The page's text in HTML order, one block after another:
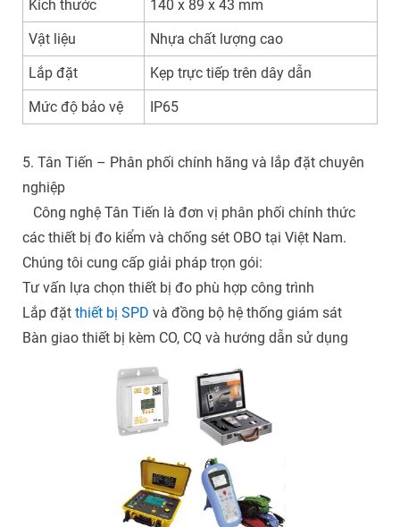
Kích thước
140 x 89 x 43 mm
Vật liệu
Nhựa chất lượng cao
Lắp đặt
Kẹp trực tiếp trên dây dẫn
Mức độ bảo vệ
IP65
5. Tân Tiến – Phân phối chính hãng và lắp đặt chuyên
nghiệp
Công nghệ Tân Tiến là đơn vị phân phối chính thức
các thiết bị đo kiểm và chống sét OBO tại Việt Nam.
Chúng tôi cung cấp giải pháp trọn gói:
Tư vấn lựa chọn thiết bị đo phù hợp công trình
Lắp đặt thiết bị SPD và đồng bộ hệ thống giám sát
Bàn giao thiết bị kèm CO, CQ và hướng dẫn sử dụng